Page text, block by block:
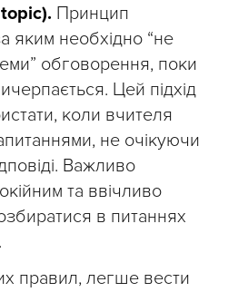
Принцип
яким необхідно “не
обговорення, поки
Цей підхід
коли вчителя
не очікуючи
Важливо
та ввічливо
в питаннях
правил, легше вести